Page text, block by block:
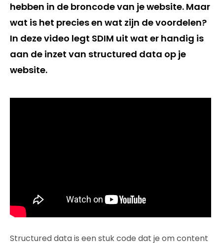
hebben in de broncode van je website. Maar
wat is het precies en wat zijn de voordelen?
In deze video legt SDIM uit wat er handig is
aan de inzet van structured data op je
website.
Structured data is een stuk code dat je om content